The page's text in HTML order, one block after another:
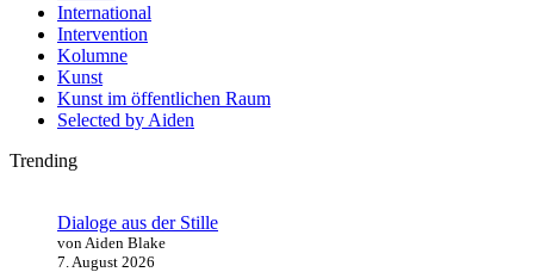
International
Intervention
Kolumne
Kunst
Kunst im öffentlichen Raum
Selected by Aiden
Trending
Dialoge aus der Stille
von Aiden Blake
7. August 2026